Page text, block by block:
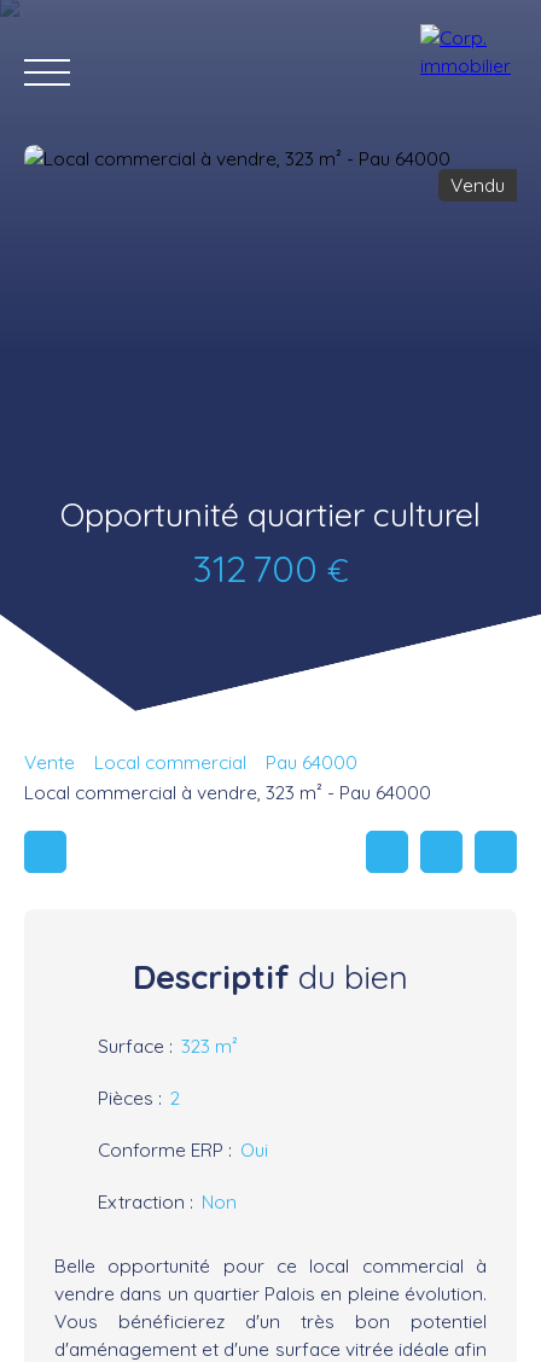
Vendu
Opportunité quartier culturel
312 700 €
Vente Local commercial
Pau 64000
Local commercial à vendre, 323 m² - Pau 64000
Descriptif du bien
Surface : 323 m²
Pièces : 2
Conforme ERP : Oui
Extraction : Non
Belle opportunité pour ce local commercial à
vendre dans un quartier Palois en pleine évolution.
Vous bénéficierez d'un très bon potentiel
d'aménagement et d'une surface vitrée idéale afin